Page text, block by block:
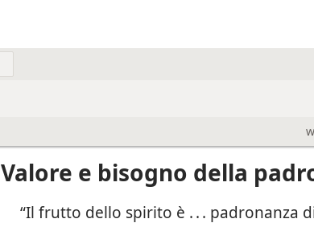
Valore e bisogno della
“Il frutto dello spirito è . . . padronanza